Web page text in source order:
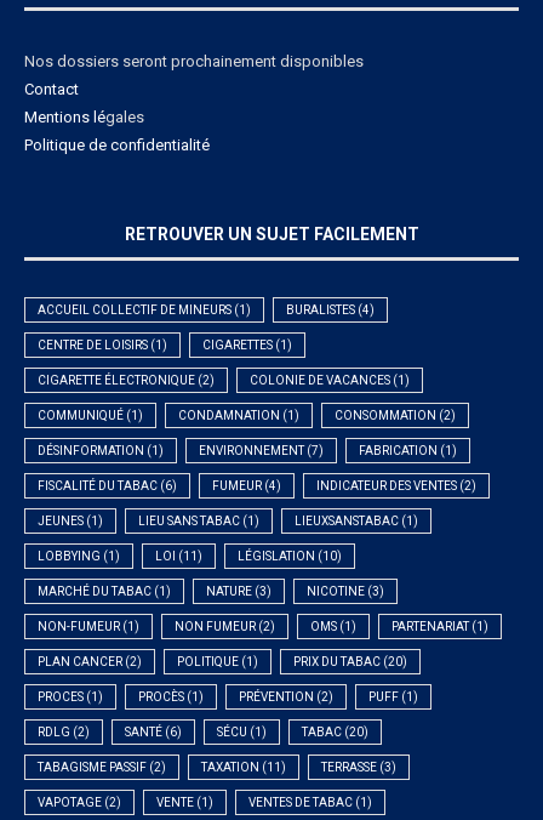
Nos dossiers seront prochainement disponibles
Contact
Mentions légales
Politique de confidentialité
RETROUVER UN SUJET FACILEMENT
ACCUEIL COLLECTIF DE MINEURS (1) BURALISTES (4)
CENTRE DE LOISIRS (1) CIGARETTES (1)
CIGARETTE ÉLECTRONIQUE (2) COLONIE DE VACANCES (1)
COMMUNIQUÉ (1) CONDAMNATION (1) CONSOMMATION (2)
DÉSINFORMATION (1) ENVIRONNEMENT (7) FABRICATION (1)
FISCALITÉ DU TABAC (6) FUMEUR (4) INDICATEUR DES VENTES (2)
JEUNES (1) LIEU SANS TABAC (1) LIEUXSANSTABAC (1)
LOBBYING (1) LOI (11) LÉGISLATION (10)
MARCHÉ DU TABAC (1) NATURE (3) NICOTINE (3)
NON-FUMEUR (1) NON FUMEUR (2) OMS (1) PARTENARIAT (1)
PLAN CANCER (2) POLITIQUE (1) PRIX DU TABAC (20)
PROCES (1) PROCÈS (1) PRÉVENTION (2) PUFF (1)
RDLG (2) SANTÉ (6) SÉCU (1) TABAC (20)
TABAGISME PASSIF (2) TAXATION (11) TERRASSE (3)
VAPOTAGE (2) VENTE (1) VENTES DE TABAC (1)